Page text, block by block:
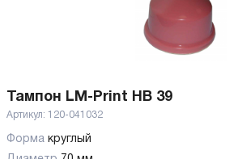
Тампон LM-Print HB 39
Артикул: 120-041032
Форма круглый